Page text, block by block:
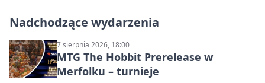
Nadchodzące wydarzenia
7 sierpnia 2026, 18:00
MTG The Hobbit Prerelease w
Merfolku – turnieje